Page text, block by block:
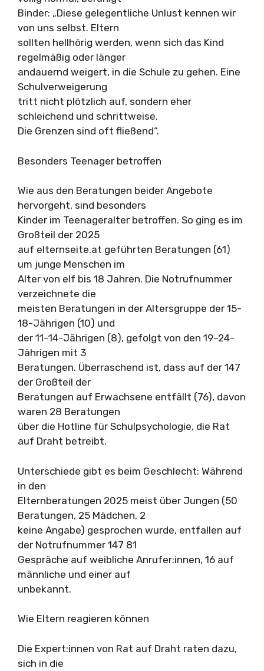
Binder: „Diese gelegentliche Unlust kennen wir
von uns selbst. Eltern
sollten hellhörig werden, wenn sich das Kind
regelmäßig oder länger
andauernd weigert, in die Schule zu gehen. Eine
Schulverweigerung
tritt nicht plötzlich auf, sondern eher
schleichend und schrittweise.
Die Grenzen sind oft fließend“.
Besonders Teenager betroffen
Wie aus den Beratungen beider Angebote
hervorgeht, sind besonders
Kinder im Teenageralter betroffen. So ging es im
Großteil der 2025
auf elternseite.at geführten Beratungen (61)
um junge Menschen im
Alter von elf bis 18 Jahren. Die Notrufnummer
verzeichnete die
meisten Beratungen in der Altersgruppe der 15-
18-Jährigen (10) und
der 11–14-Jährigen (8), gefolgt von den 19–24-
Jährigen mit 3
Beratungen. Überraschend ist, dass auf der 147
der Großteil der
Beratungen auf Erwachsene entfällt (76), davon
waren 28 Beratungen
über die Hotline für Schulpsychologie, die Rat
auf Draht betreibt.
Unterschiede gibt es beim Geschlecht: Während
in den
Elternberatungen 2025 meist über Jungen (50
Beratungen, 25 Mädchen, 2
keine Angabe) gesprochen wurde, entfallen auf
der Notrufnummer 147 81
Gespräche auf weibliche Anrufer:innen, 16 auf
männliche und einer auf
unbekannt.
Wie Eltern reagieren können
Die Expert:innen von Rat auf Draht raten dazu,
sich in die